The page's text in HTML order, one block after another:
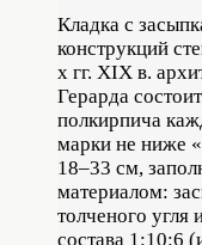
Кладка с
конструкций
х гг. XIX в.
Герарда
полкирпича
марки не ниже
18–33 см,
материалом:
толченого
состава 1:10:6